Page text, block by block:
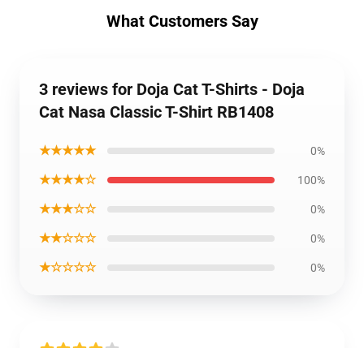
What Customers Say
3 reviews for Doja Cat T-Shirts - Doja
Cat Nasa Classic T-Shirt RB1408
★★★★★ 0%
★★★★☆ 100%
★★★☆☆ 0%
★★☆☆☆ 0%
★☆☆☆☆ 0%